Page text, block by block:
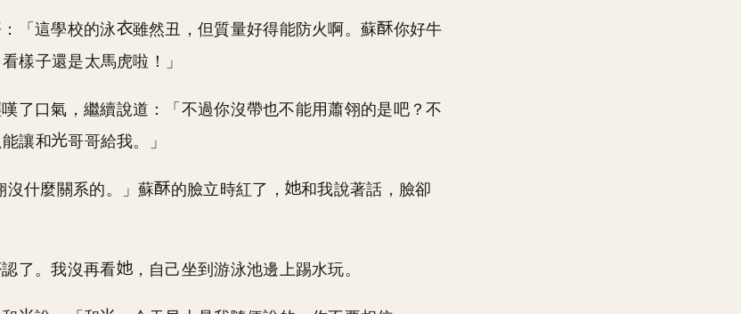
「這學校的泳 雖然丑，但質量好得能防火啊。蘇
你好牛
樣子還是太馬虎啦！」
了口氣，繼續說道：「不過你沒帶也不能用蕭翎的是吧？不
讓和
哥哥給我。」
什麼關系的。」蘇 的臉立時紅了，
和我說著話，臉卻
了。我沒再看 ，自己坐到游泳池邊上踢水玩。